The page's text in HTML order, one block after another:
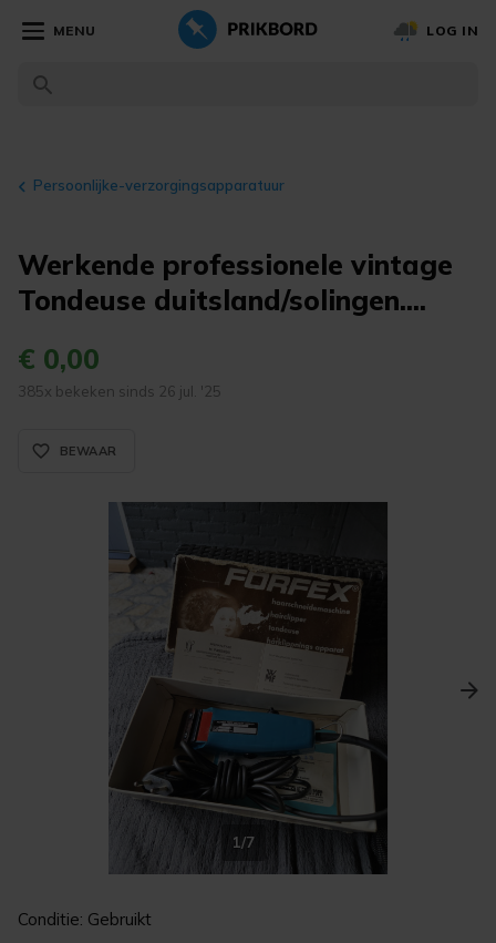
MENU LOG IN
Persoonlijke-verzorgingsapparatuur
Werkende professionele vintage
Tondeuse duitsland/solingen....
€ 0,00
385x bekeken sinds 26 jul. '25
favorite_border_rounded
BEWAAR
1/7
Conditie: Gebruikt